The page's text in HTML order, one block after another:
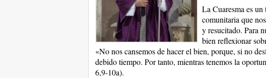
La Cuaresma es
comunitaria que
y resucitado. Para
bien reflexionar
«No nos cansemos de hacer el bien, porque, si no
debido tiempo. Por tanto, mientras tenemos la
6,9-10a).